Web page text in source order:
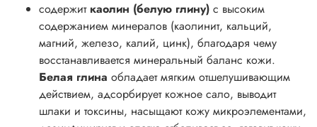
содержит каолин (белую глину) с высоким
содержанием минералов (каолинит, кальций,
магний, железо, калий, цинк), благодаря чему
восстанавливается минеральный баланс кожи.
Белая глина обладает мягким отшелушивающим
действием, адсорбирует кожное сало, выводит
шлаки и токсины, насыщают кожу микроэлементами,